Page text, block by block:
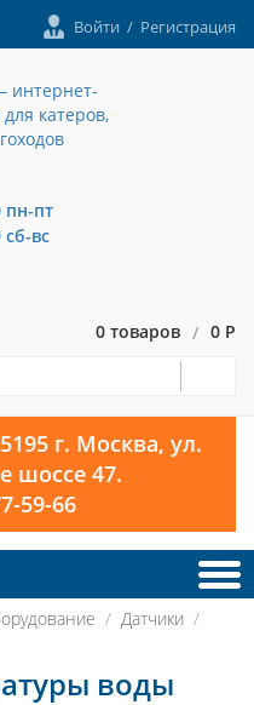
Войти / Регистрация
пн-пт
сб-вс
0 товаров / 0 Р
г. Москва, ул.
шоссе 47.
59-66
Датчики
воды